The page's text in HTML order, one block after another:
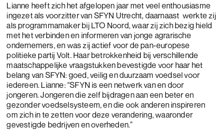
Lianne heeft zich het afgelopen jaar met veel enthousiasme
ingezet als voorzitter van SFYN Utrecht, daarnaast werkte zij
als programmamaker bij LTO Noord, waar zij zich bezig hield
met het verbinden en informeren van jonge agrarische
ondernemers, en was zij actief voor de pan-europese
politieke partij Volt. Haar betrokkenheid bij verschillende
maatschappelijke vraagstukken bevestigde voor haar het
belang van SFYN: goed, veilig en duurzaam voedsel voor
iedereen. Lianne: “SFYN is een netwerk van en door
jongeren. Jongeren die zelf bijdragen aan een beter en
gezonder voedselsysteem, en die ook anderen inspireren
om zich in te zetten voor deze verandering, waaronder
gevestigde bedrijven en overheden.”